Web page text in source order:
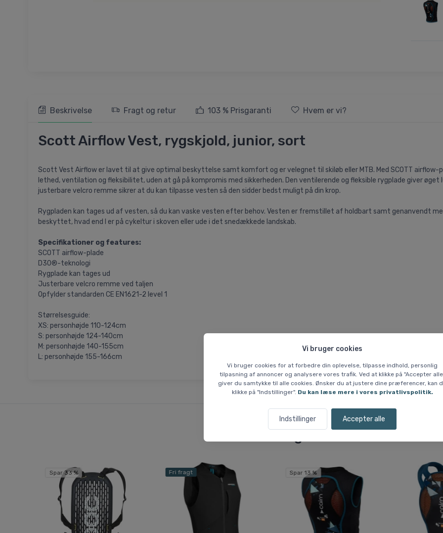
Vi bruger cookies
Vi bruger cookies for at forbedre din oplevelse, tilpasse indhold, personlig
tilpasning af annoncer og analysere vores trafik. Ved at klikke på "Accepter
giver du samtykke til alle cookies. Ønsker du at justere dine præferencer, kan
klikke på "Indstillinger". Du kan læse mere i vores privatlivspolitik.
Indstillinger Accepter alle
Beskrivelse Fragt og retur 103 % Prisgaranti Hvem er vi?
Scott Airflow Vest, rygskjold, junior, sort
Scott Vest Airflow er lavet til at give optimal beskyttelse samt komfort og er velegnet til skiløb eller MTB. Med SCOTT
lethed, ventilation og fleksibilitet, uden at gå på kompromis med sikkerheden. Den ventilerende og fleksible rygplade giver
justerbare velcro remme sikrer at du kan tilpasse vesten så den sidder bedst muligt på din krop.
Rygpladen kan tages ud af vesten, så du kan vaske vesten efter behov. Vesten er fremstillet af holdbart samt genanvendt
beskyttet, hvad end I er på cykeltur i skoven eller ude i det snedækkede landskab.
Specifikationer og features:
SCOTT airflow-plade
D3O®-teknologi
Rygplade kan tages ud
Justerbare velcro remme ved taljen
Opfylder standarden CE EN1621-2 level 1
Størrelsesguide:
XS: personhøjde 110-124cm
S: personhøjde 124-140cm
M: personhøjde 140-155cm
L: personhøjde 155-166cm
Spar 33 % Fri fragt Spar 13 %